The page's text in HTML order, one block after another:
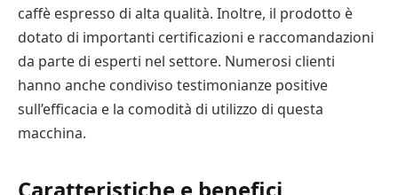
caffè espresso di alta qualità. Inoltre, il prodotto è
dotato di importanti certificazioni e raccomandazioni
da parte di esperti nel settore. Numerosi clienti
hanno anche condiviso testimonianze positive
sull’efficacia e la comodità di utilizzo di questa
macchina.
Caratteristiche e benefici